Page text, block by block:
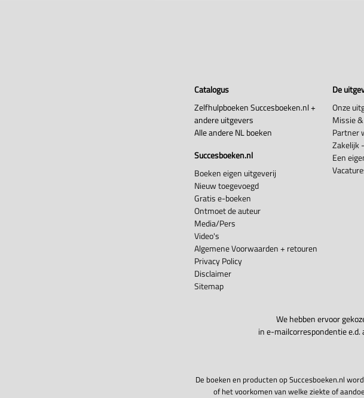
Catalogus
Zelfhulpboeken Succesboeken.nl +
andere uitgevers
Alle andere NL boeken
Succesboeken.nl
Boeken eigen uitgeverij
Nieuw toegevoegd
Gratis e-boeken
Ontmoet de auteur
Media/Pers
Video's
Algemene Voorwaarden + retouren
Privacy Policy
Disclaimer
Sitemap
De
Onze
Missie
Partner
Zakelijk
Een
We hebben ervoor
in e-mailcorrespondentie
De boeken en producten op Succesboeken.nl
of het voorkomen van welke ziekte of